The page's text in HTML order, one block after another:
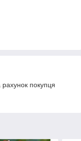
покупця